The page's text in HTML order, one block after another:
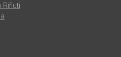
Rifiuti